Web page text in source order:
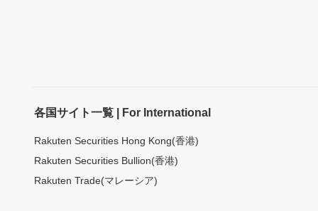
各国サイト一覧 | For International
Rakuten Securities Hong Kong(香港)
Rakuten Securities Bullion(香港)
Rakuten Trade(マレーシア)